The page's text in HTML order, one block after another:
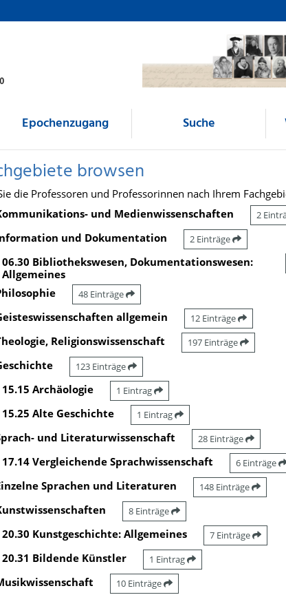
Epochenzugang Suche
browsen
die Professoren und Professorinnen nach Ihrem
und Medienwissenschaften
2
und Dokumentation 2 Einträge
06.30 Bibliothekswesen, Dokumentationswesen:
Allgemeines
48 Einträge
allgemein 12 Einträge
Religionswissenschaft 197 Einträge
123 Einträge
15.15 Archäologie 1 Eintrag
15.25 Alte Geschichte 1 Eintrag
und Literaturwissenschaft 28 Einträge
17.14 Vergleichende Sprachwissenschaft 6 Einträge
Sprachen und Literaturen 148 Einträge
8 Einträge
20.30 Kunstgeschichte: Allgemeines 7 Einträge
20.31 Bildende Künstler 1 Eintrag
10 Einträge